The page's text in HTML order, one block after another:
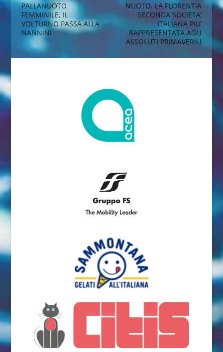
PALLANUOTO
FEMMINILE, IL
VOLTURNO PASSA ALLA
NANNINI
NUOTO, LA FLORENTIA
SECONDA SOCIETA’
ITALIANA PIU’
RAPPRESENTATA AGLI
ASSOLUTI PRIMAVERILI